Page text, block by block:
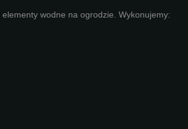
wodne na ogrodzie. Wykonujemy: